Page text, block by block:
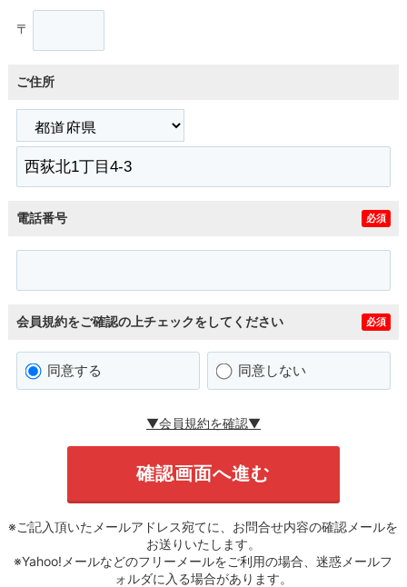
〒
ご住所
電話番号 必須
会員規約をご確認の上チェックをしてください 必須
同意する 同意しない
▼会員規約を確認▼
※ご記入頂いたメールアドレス宛てに、お問合せ内容の確認メールを
お送りいたします。
※Yahoo!メールなどのフリーメールをご利用の場合、迷惑メールフ
ォルダに入る場合があります。